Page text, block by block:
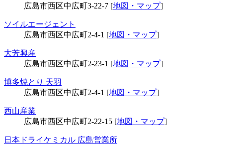
広島市西区中広町3-22-7 [地図・マップ]
ソイルエージェント
広島市西区中広町2-4-1 [地図・マップ]
大芳興産
広島市西区中広町2-23-1 [地図・マップ]
博多焼とり 天羽
広島市西区中広町2-4-1 [地図・マップ]
西山産業
広島市西区中広町2-22-15 [地図・マップ]
日本ドライケミカル 広島営業所